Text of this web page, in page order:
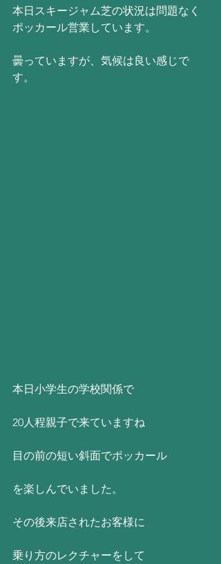
本日スキージャム芝の状況は問題なく
ポッカール営業しています。
曇っていますが、気候は良い感じで
す。
本日小学生の学校関係で
20人程親子で来ていますね
目の前の短い斜面でポッカール
を楽しんでいました。
その後来店されたお客様に
乗り方のレクチャーをして